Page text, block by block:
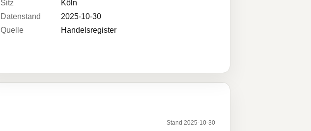
Sitz
Köln
Datenstand
2025-10-30
Quelle
Handelsregister
Stand 2025-10-30